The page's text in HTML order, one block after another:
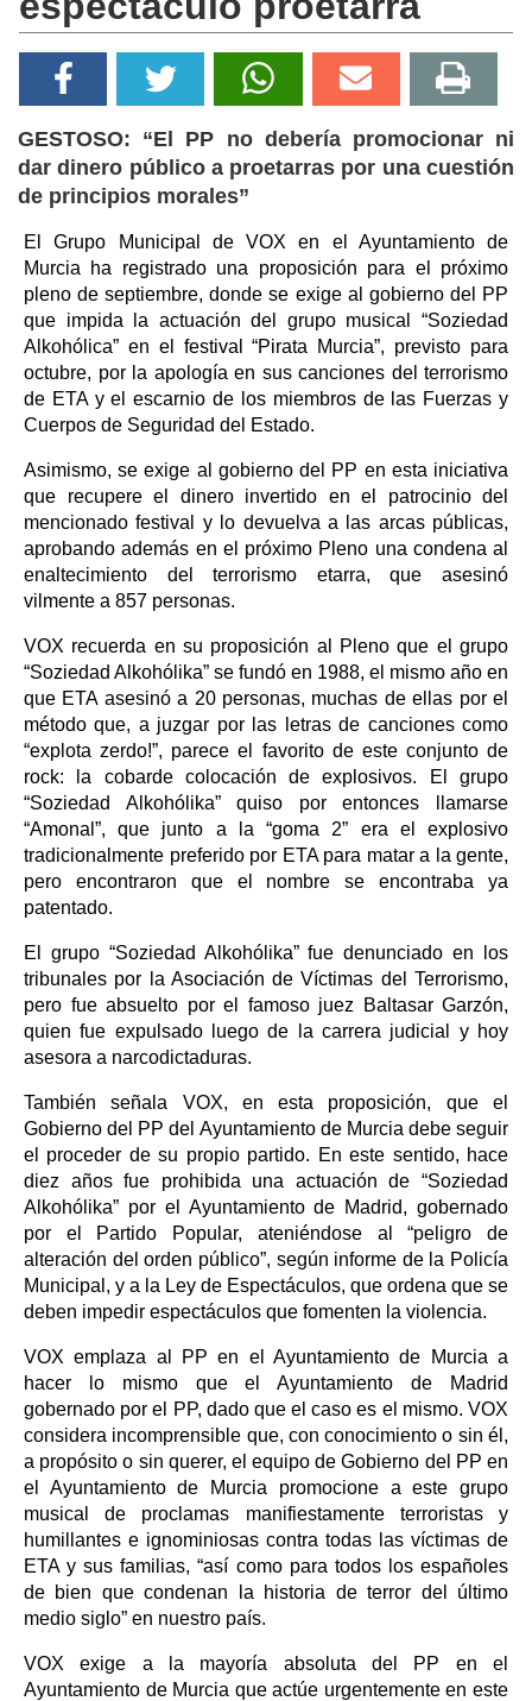
GESTOSO: “El PP no debería promocionar ni
dar dinero público a proetarras por una cuestión
de principios morales”
El Grupo Municipal de VOX en el Ayuntamiento de
Murcia ha registrado una proposición para el próximo
pleno de septiembre, donde se exige al gobierno del PP
que impida la actuación del grupo musical “Soziedad
Alkohólica” en el festival “Pirata Murcia”, previsto para
octubre, por la apología en sus canciones del terrorismo
de ETA y el escarnio de los miembros de las Fuerzas y
Cuerpos de Seguridad del Estado.
Asimismo, se exige al gobierno del PP en esta iniciativa
que recupere el dinero invertido en el patrocinio del
mencionado festival y lo devuelva a las arcas públicas,
aprobando además en el próximo Pleno una condena al
enaltecimiento del terrorismo etarra, que asesinó
vilmente a 857 personas.
VOX recuerda en su proposición al Pleno que el grupo
“Soziedad Alkohólika” se fundó en 1988, el mismo año en
que ETA asesinó a 20 personas, muchas de ellas por el
método que, a juzgar por las letras de canciones como
“explota zerdo!”, parece el favorito de este conjunto de
rock: la cobarde colocación de explosivos. El grupo
“Soziedad Alkohólika” quiso por entonces llamarse
“Amonal”, que junto a la “goma 2” era el explosivo
tradicionalmente preferido por ETA para matar a la gente,
pero encontraron que el nombre se encontraba ya
patentado.
El grupo “Soziedad Alkohólika” fue denunciado en los
tribunales por la Asociación de Víctimas del Terrorismo,
pero fue absuelto por el famoso juez Baltasar Garzón,
quien fue expulsado luego de la carrera judicial y hoy
asesora a narcodictaduras.
También señala VOX, en esta proposición, que el
Gobierno del PP del Ayuntamiento de Murcia debe seguir
el proceder de su propio partido. En este sentido, hace
diez años fue prohibida una actuación de “Soziedad
Alkohólika” por el Ayuntamiento de Madrid, gobernado
por el Partido Popular, ateniéndose al “peligro de
alteración del orden público”, según informe de la Policía
Municipal, y a la Ley de Espectáculos, que ordena que se
deben impedir espectáculos que fomenten la violencia.
VOX emplaza al PP en el Ayuntamiento de Murcia a
hacer lo mismo que el Ayuntamiento de Madrid
gobernado por el PP, dado que el caso es el mismo. VOX
considera incomprensible que, con conocimiento o sin él,
a propósito o sin querer, el equipo de Gobierno del PP en
el Ayuntamiento de Murcia promocione a este grupo
musical de proclamas manifiestamente terroristas y
humillantes e ignominiosas contra todas las víctimas de
ETA y sus familias, “así como para todos los españoles
de bien que condenan la historia de terror del último
medio siglo” en nuestro país.
VOX exige a la mayoría absoluta del PP en el
Ayuntamiento de Murcia que actúe urgentemente en este